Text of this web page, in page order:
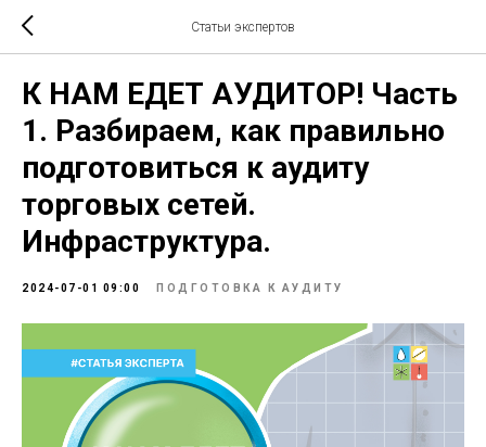
Статьи экспертов
К НАМ ЕДЕТ АУДИТОР! Часть
1. Разбираем, как правильно
подготовиться к аудиту
торговых сетей.
Инфраструктура.
2024-07-01 09:00 ПОДГОТОВКА К АУДИТУ